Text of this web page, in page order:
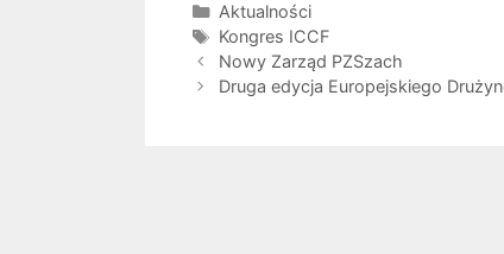
Kategorie
Aktualności
Tagi
Kongres ICCF
Nowy Zarząd PZSzach
Druga edycja Europejskiego